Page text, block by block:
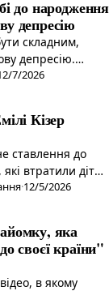
до народження
депресію
складним,
депресію.
для нових
7/2026
Кізер
ставлення до
втратили дітей
отримує більше
·12/5/2026
яка
своєї країни"
в якому